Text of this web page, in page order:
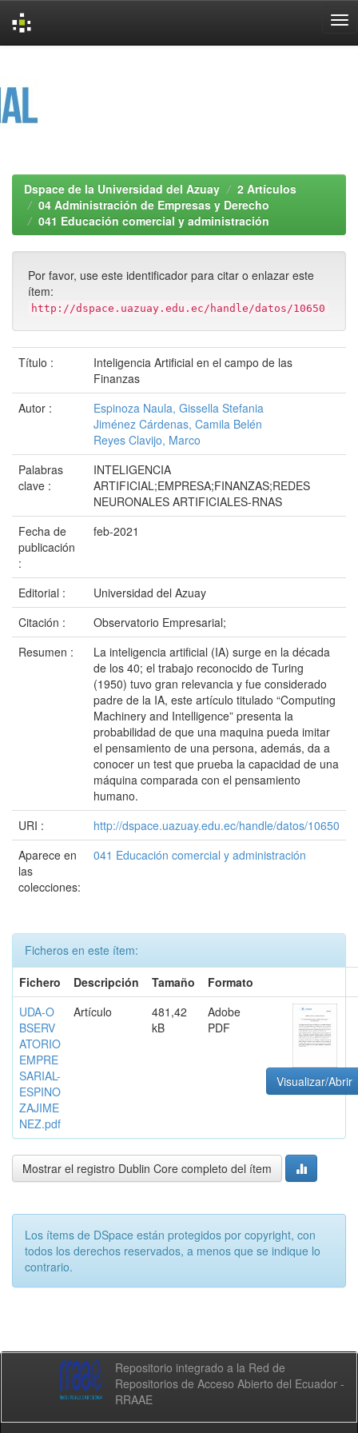
Dspace de la Universidad del Azuay
2 Artículos
04 Administración de Empresas y Derecho
041 Educación comercial y administración
Por favor, use este identificador para citar o enlazar este
ítem:
http://dspace.uazuay.edu.ec/handle/datos/10650
Título :
Inteligencia Artificial en el campo de las
Finanzas
Autor :
Espinoza Naula, Gissella Stefania
Jiménez Cárdenas, Camila Belén
Reyes Clavijo, Marco
Palabras
clave :
INTELIGENCIA
ARTIFICIAL;EMPRESA;FINANZAS;REDES
NEURONALES ARTIFICIALES-RNAS
Fecha de
publicación
:
feb-2021
Editorial :
Universidad del Azuay
Citación :
Observatorio Empresarial;
Resumen :
La inteligencia artificial (IA) surge en la década
de los 40; el trabajo reconocido de Turing
(1950) tuvo gran relevancia y fue considerado
padre de la IA, este artículo titulado “Computing
Machinery and Intelligence” presenta la
probabilidad de que una maquina pueda imitar
el pensamiento de una persona, además, da a
conocer un test que prueba la capacidad de una
máquina comparada con el pensamiento
humano.
URI :
http://dspace.uazuay.edu.ec/handle/datos/10650
Aparece en
las
colecciones:
041 Educación comercial y administración
Ficheros en este ítem:
Fichero
Descripción Tamaño
Formato
UDA-O
BSERV
ATORIO
EMPRE
SARIAL-
ESPINO
ZAJIME
NEZ.pdf
Artículo
481,42
kB
Adobe
PDF
Visualizar/Abrir
Mostrar el registro Dublin Core completo del ítem
Los ítems de DSpace están protegidos por copyright, con
todos los derechos reservados, a menos que se indique lo
contrario.
Repositorio integrado a la Red de
Repositorios de Acceso Abierto del Ecuador -
RRAAE